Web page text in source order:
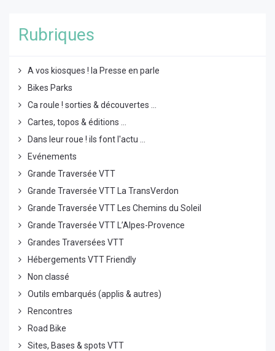
Rubriques
A vos kiosques ! la Presse en parle
Bikes Parks
Ca roule ! sorties & découvertes ...
Cartes, topos & éditions ...
Dans leur roue ! ils font l'actu ...
Evénements
Grande Traversée VTT
Grande Traversée VTT La TransVerdon
Grande Traversée VTT Les Chemins du Soleil
Grande Traversée VTT L’Alpes-Provence
Grandes Traversées VTT
Hébergements VTT Friendly
Non classé
Outils embarqués (applis & autres)
Rencontres
Road Bike
Sites, Bases & spots VTT